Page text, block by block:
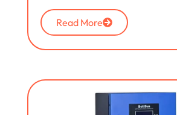
Read More